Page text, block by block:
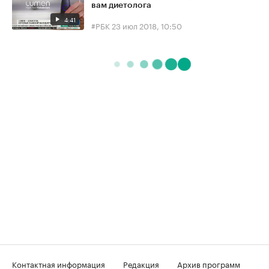
4:41
вам диетолога
#РБК 23 июл 2018, 10:50
Контактная информация Редакция
Архив программ